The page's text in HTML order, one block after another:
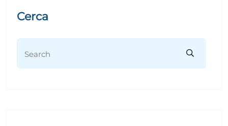
Cerca